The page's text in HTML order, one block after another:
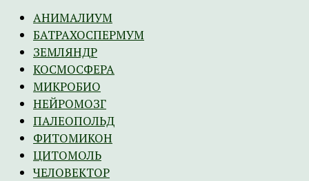
АНИМАЛИУМ
БАТРАХОСПЕРМУМ
ЗЕМЛЯНДР
КОСМОСФЕРА
МИКРОБИО
НЕЙРОМОЗГ
ПАЛЕОПОЛЬД
ФИТОМИКОН
ЦИТОМОЛЬ
ЧЕЛОВЕКТОР